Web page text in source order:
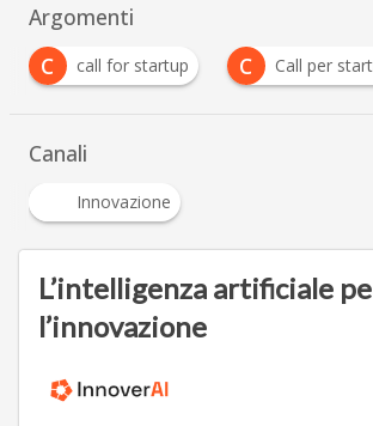
Argomenti
startup C Call per startup C
Canali
Innovazione
L’intelligenza artificiale
l’innovazione